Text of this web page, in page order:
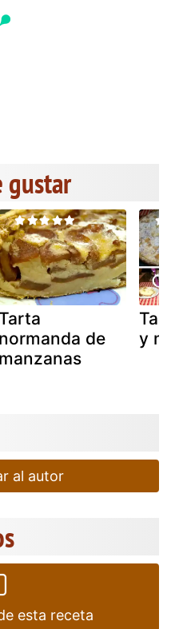
gustar
Tarta
normanda de
manzanas
y
al autor
esta receta